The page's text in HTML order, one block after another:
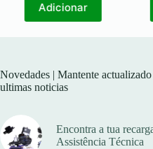
Adicionar
Novedades | Mantente
ultimas noticias
Encontra a tua
Assistência Técnica